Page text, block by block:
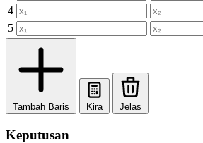
4
5
Tambah Baris Kira Jelas
Keputusan